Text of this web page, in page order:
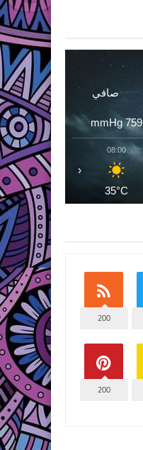
صافي
759
mmHg
08:00
35°C
10:00
39°C
‹
200
200